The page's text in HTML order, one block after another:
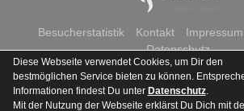
Besucherstatistik Kontakt Impressum
Datenschutz
Diese Webseite verwendet Cookies, um Dir den
bestmöglichen Service bieten zu können.
Informationen findest Du unter Datenschutz.
Mit der Nutzung der Webseite erklärst Du Dich mit